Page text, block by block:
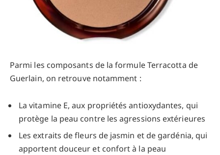
Parmi les composants de la formule Terracotta de
Guerlain, on retrouve notamment :
La vitamine E, aux propriétés antioxydantes, qui
protège la peau contre les agressions extérieures
Les extraits de fleurs de jasmin et de gardénia, qui
apportent douceur et confort à la peau